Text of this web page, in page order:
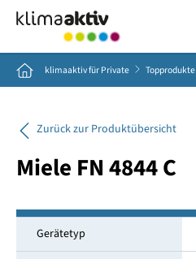
Home klimaaktiv für Private Topprodukte
Zurück zur Produktübersicht
Miele FN 4844 C
Gerätetyp